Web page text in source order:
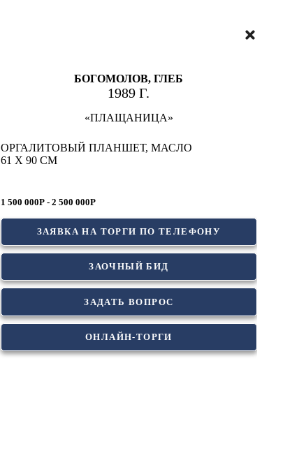
БОГОМОЛОВ, ГЛЕБ
1989 Г.
«ПЛАЩАНИЦА»
ОРГАЛИТОВЫЙ ПЛАНШЕТ, МАСЛО
61 Х 90 СМ
1 500 000Р - 2 500 000Р
ЗАЯВКА НА ТОРГИ ПО ТЕЛЕФОНУ
ЗАОЧНЫЙ БИД
ЗАДАТЬ ВОПРОС
ОНЛАЙН-ТОРГИ